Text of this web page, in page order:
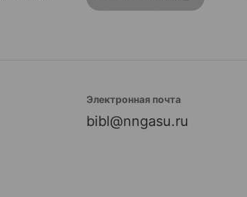
Электронная почта
bibl@nngasu.ru